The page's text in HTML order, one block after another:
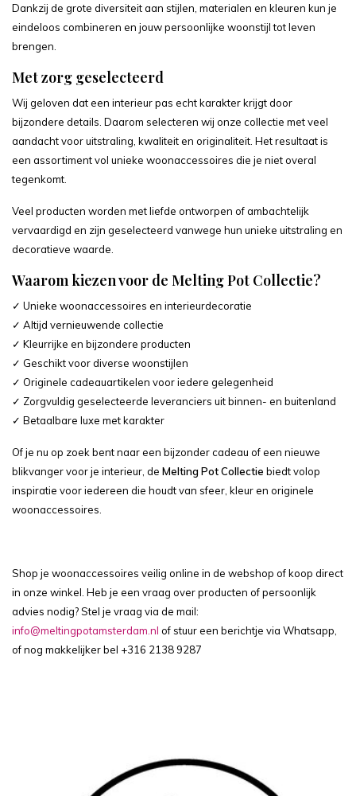
Dankzij de grote diversiteit aan stijlen, materialen en kleuren kun je
eindeloos combineren en jouw persoonlijke woonstijl tot leven
brengen.
Met zorg geselecteerd
Wij geloven dat een interieur pas echt karakter krijgt door
bijzondere details. Daarom selecteren wij onze collectie met veel
aandacht voor uitstraling, kwaliteit en originaliteit. Het resultaat is
een assortiment vol unieke woonaccessoires die je niet overal
tegenkomt.
Veel producten worden met liefde ontworpen of ambachtelijk
vervaardigd en zijn geselecteerd vanwege hun unieke uitstraling en
decoratieve waarde.
Waarom kiezen voor de Melting Pot Collectie?
✓ Unieke woonaccessoires en interieurdecoratie
✓ Altijd vernieuwende collectie
✓ Kleurrijke en bijzondere producten
✓ Geschikt voor diverse woonstijlen
✓ Originele cadeauartikelen voor iedere gelegenheid
✓ Zorgvuldig geselecteerde leveranciers uit binnen- en buitenland
✓ Betaalbare luxe met karakter
Of je nu op zoek bent naar een bijzonder cadeau of een nieuwe
blikvanger voor je interieur, de Melting Pot Collectie biedt volop
inspiratie voor iedereen die houdt van sfeer, kleur en originele
woonaccessoires.
Shop je woonaccessoires veilig online in de webshop of koop direct
in onze winkel. Heb je een vraag over producten of persoonlijk
advies nodig? Stel je vraag via de mail:
info@meltingpotamsterdam.nl of stuur een berichtje via Whatsapp,
of nog makkelijker bel +316 2138 9287